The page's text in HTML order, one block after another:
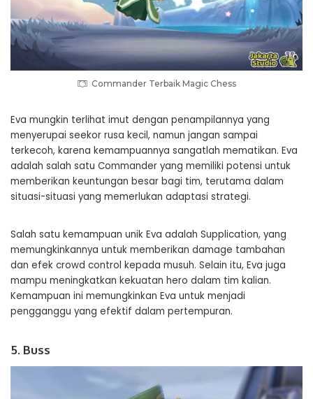
Commander Terbaik Magic Chess
Eva mungkin terlihat imut dengan penampilannya yang
menyerupai seekor rusa kecil, namun jangan sampai
terkecoh, karena kemampuannya sangatlah mematikan. Eva
adalah salah satu Commander yang memiliki potensi untuk
memberikan keuntungan besar bagi tim, terutama dalam
situasi-situasi yang memerlukan adaptasi strategi.
Salah satu kemampuan unik Eva adalah Supplication, yang
memungkinkannya untuk memberikan damage tambahan
dan efek crowd control kepada musuh. Selain itu, Eva juga
mampu meningkatkan kekuatan hero dalam tim kalian.
Kemampuan ini memungkinkan Eva untuk menjadi
pengganggu yang efektif dalam pertempuran.
5. Buss